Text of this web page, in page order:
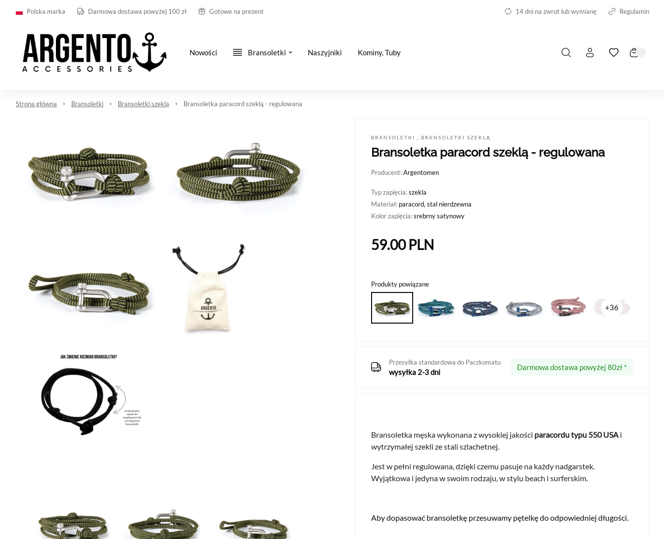
Polska marka Darmowa dostawa powyżej 100 zł Gotowe na prezent 14 dni na zwrot lub wymianę Regulamin
Nowości Bransoletki Naszyjniki Kominy, Tuby
Strona główna Bransoletki Bransoletki szeklą Bransoletka paracord szeklą - regulowana
BRANSOLETKI BRANSOLETKI SZEKLĄ
Bransoletka paracord szeklą - regulowana
Producent:Argentomen
Typ zapięcia:szekla
Materiał: paracord, stal nierdzewna
Kolor zapięcia:srebrny satynowy
59.00PLN
Produkty powiązane
+36
Przesyłka standardowa do Paczkomatu
wysyłka 2-3 dni
Darmowa dostawa powyżej 80zł *
Bransoletka męska wykonana z wysokiej jakości paracordu typu 550 USA i
wytrzymałej szekli ze stali szlachetnej.
Jest w pełni regulowana, dzięki czemu pasuje na każdy nadgarstek.
Wyjątkowa i jedyna w swoim rodzaju, w stylu beach i surferskim.
Aby dopasować bransoletkę przesuwamy pętelkę do odpowiedniej długości.